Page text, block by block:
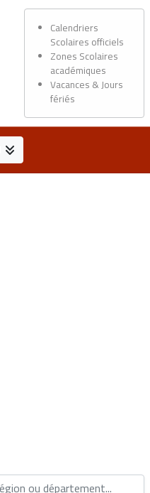
Calendriers
Scolaires officiels
Zones Scolaires
académiques
Vacances & Jours
fériés